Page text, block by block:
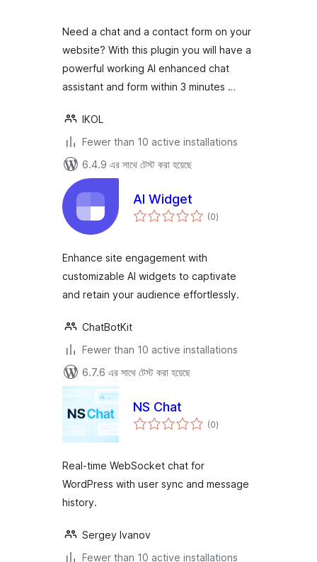
Need a chat and a contact form on your
website? With this plugin you will have a
powerful working AI enhanced chat
assistant and form within 3 minutes …
IKOL
Fewer than 10 active installations
6.4.9 এর সাথে টেস্ট করা হয়েছে
AI Widget
(0total
ratings
)
Enhance site engagement with
customizable AI widgets to captivate
and retain your audience effortlessly.
ChatBotKit
Fewer than 10 active installations
6.7.6 এর সাথে টেস্ট করা হয়েছে
NS Chat
(0total
ratings
)
Real-time WebSocket chat for
WordPress with user sync and message
history.
Sergey Ivanov
Fewer than 10 active installations